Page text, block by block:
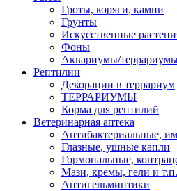
Гроты, коряги, камни
Грунты
Искусственные
Фоны
Аквариумы/
Рептилии
Декорации в террариум
ТЕРРАРИУМЫ
Корма для рептилий
Ветеринарная аптека
Антибактериальные,
Глазные, ушные капли
Гормональные,
Мази, кремы, гели и т.п.
Антигельминтики